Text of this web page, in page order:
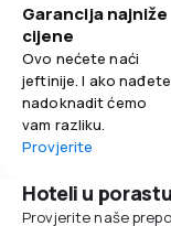
Garancija najniže
cijene
Ovo nećete naći
jeftinije. I ako
nadoknadit ćemo
vam razliku.
Provjerite
Hoteli u
Provjerite naše